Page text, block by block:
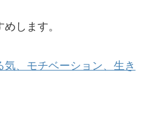
します。
、モチベーション、生き